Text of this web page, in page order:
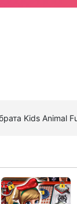
Kids